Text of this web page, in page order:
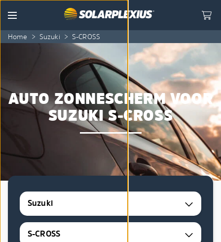
Skip to content
Menu
Home > Suzuki > S-CROSS
AUTO ZONNESCHERM VOOR
SUZUKI S-CROSS
Suzuki
S-CROSS